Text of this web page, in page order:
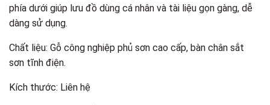
phía dưới giúp lưu đồ dùng cá nhân và tài liệu gọn gàng, dễ
dàng sử dụng.
Chất liệu: Gỗ công nghiệp phủ sơn cao cấp, bàn chân sắt
sơn tĩnh điện.
Kích thước: Liên hệ